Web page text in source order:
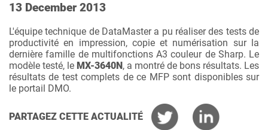
13 December 2013
L'équipe technique de DataMaster a pu réaliser des tests de
productivité en impression, copie et numérisation sur la
dernière famille de multifonctions A3 couleur de Sharp. Le
modèle testé, le MX-3640N, a montré de bons résultats. Les
résultats de test complets de ce MFP sont disponibles sur
le portail DMO.
PARTAGEZ CETTE ACTUALITÉ